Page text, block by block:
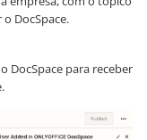
DocSpace.
DocSpace para receber